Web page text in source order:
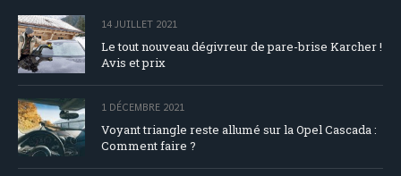
14 JUILLET 2021
Le tout nouveau dégivreur de pare-brise Karcher !
Avis et prix
1 DÉCEMBRE 2021
Voyant triangle reste allumé sur la Opel Cascada :
Comment faire ?